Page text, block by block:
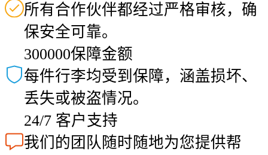
所有合作伙伴都经过严格审核，确
保安全可靠。
300000保障金额
每件行李均受到保障，涵盖损坏、
丢失或被盗情况。
24/7 客户支持
我们的团队随时随地为您提供帮